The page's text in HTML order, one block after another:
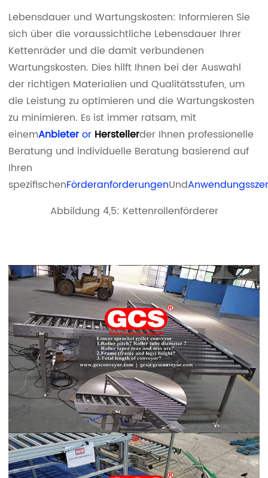
Lebensdauer und Wartungskosten: Informieren Sie
sich über die voraussichtliche Lebensdauer Ihrer
Kettenräder und die damit verbundenen
Wartungskosten. Dies hilft Ihnen bei der Auswahl
der richtigen Materialien und Qualitätsstufen, um
die Leistung zu optimieren und die Wartungskosten
zu minimieren. Es ist immer ratsam, mit
einemAnbieteror Herstellerder Ihnen professionelle
Beratung und individuelle Beratung basierend auf
Ihren
spezifischenFörderanforderungenUnd
Abbildung 4,5: Kettenrollenförderer